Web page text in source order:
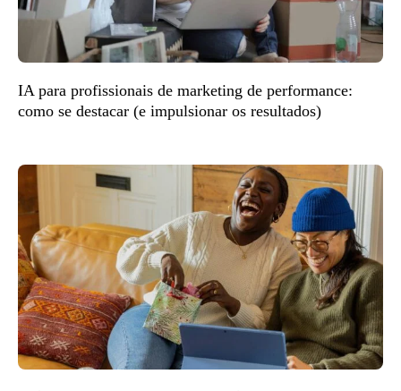
IA para profissionais de marketing de performance:
como se destacar (e impulsionar os resultados)